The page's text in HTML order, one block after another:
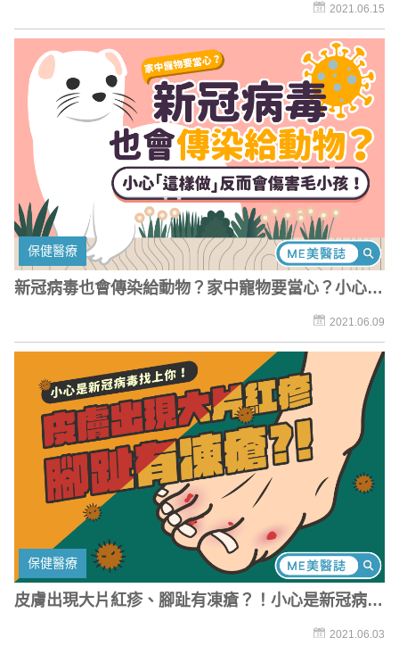
2021.06.15
保健醫療
新冠病毒也會傳染給動物？家中寵物要當心？小心
2021.06.09
保健醫療
皮膚出現大片紅疹、腳趾有凍瘡？！小心是新冠病毒
2021.06.03